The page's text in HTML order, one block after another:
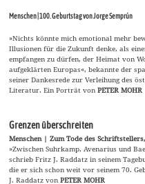
Menschen | 100. Geburtstag von Jorge Semprún
»Nichts könnte mich emotional mehr
Illusionen für die Zukunft denke, als
empfangen zu dürfen, der Heimat von
aufgeklärten Europas«, bekannte der
seiner Dankesrede zur Verleihung des
Literatur. Ein Porträt vonPETER MOHR
Grenzen überschreiten
Menschen | Zum Tode des
»Zwischen Suhrkamp, Avenarius und
schrieb Fritz J. Raddatz in seinem
die er sich schon weit vor seinem 70.
J. Raddatz vonPETER MOHR